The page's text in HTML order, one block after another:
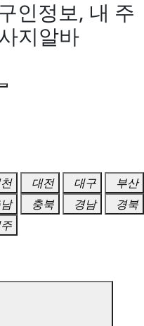
인정보, 내 주
지알바
대전 대구
부산
충북 경남
경북